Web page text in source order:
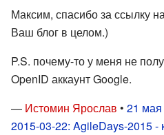
Максим, спасибо за ссылку
Ваш блог в целом.)
P.S. почему-то у меня не
OpenID аккаунт Google.
— Истомин Ярослав • 21 мая
2015-03-22: AgileDays-2015 -